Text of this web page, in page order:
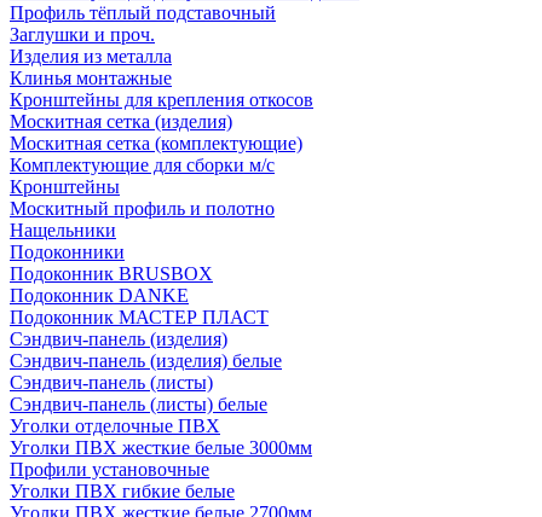
Профиль тёплый подставочный
Заглушки и проч.
Изделия из металла
Клинья монтажные
Кронштейны для крепления откосов
Москитная сетка (изделия)
Москитная сетка (комплектующие)
Комплектующие для сборки м/с
Кронштейны
Москитный профиль и полотно
Нащельники
Подоконники
Подоконник BRUSBOX
Подоконник DANKE
Подоконник МАСТЕР ПЛАСТ
Сэндвич-панель (изделия)
Сэндвич-панель (изделия) белые
Сэндвич-панель (листы)
Сэндвич-панель (листы) белые
Уголки отделочные ПВХ
Уголки ПВХ жесткие белые 3000мм
Профили установочные
Уголки ПВХ гибкие белые
Уголки ПВХ жесткие белые 2700мм